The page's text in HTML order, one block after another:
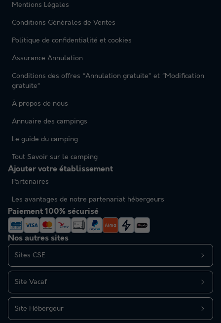
Nos autres sites
Sites CSE
Site Vacaf
Site Hébergeur
Mentions Légales
Conditions Générales de Ventes
Politique de confidentialité et cookies
Assurance Annulation
Conditions des offres “Annulation gratuite” et “Modification
gratuite”
À propos de nous
Annuaire des campings
Le guide du camping
Tout Savoir sur le camping
Ajouter votre établissement
Partenaires
Les avantages de notre partenariat hébergeurs
Paiement 100% sécurisé